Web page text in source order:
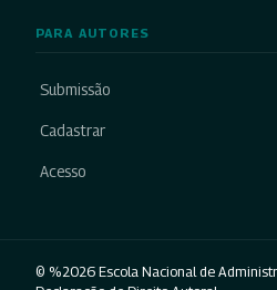
PARA AUTORES
Submissão
Cadastrar
Acesso
© %2026 Escola Nacional de